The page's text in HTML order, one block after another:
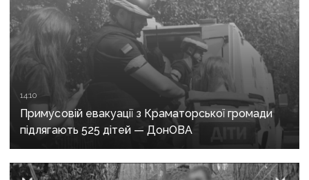
14:10
Примусовій евакуації з Краматорської громади
підлягають 525 дітей — ДонОВА